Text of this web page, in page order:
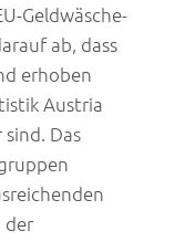
Geldwäsche-
ab, dass
erhoben
Austria
Das
der